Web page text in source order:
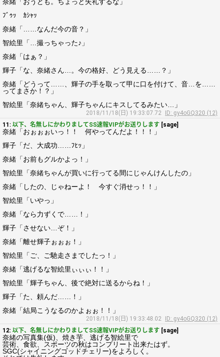
ﾌﾞｩｯ ｶｼｬｯ
奈緒「……なんだ今の音？」
智絵里「…撮っちゃった♪」
奈緒「はぁ？」
輝子「な、奈緒さん…。今の格好、どう見える……？」
奈緒「どうって……、輝子の手を取って甲に口を付けて、音…を……
ってまさか！？」
智絵里「奈緒ちゃん、輝子ちゃんにキスしてるみたい…」
2018/11/18(日) 19:33:07.72
ID: gy4oGQ320 (12)
11: 以下、名無しにかわりましてSS速報VIPがお送りします [sage]
奈緒「おぉぉぉいっ！！ 何やってんだよ！！！」
輝子「だ、大成功……ﾌﾋｯ」
奈緒「お前もグルかよっ！」
智絵里「奈緒ちゃんが買いに行ってる間にじゃんけんしたの」
奈緒「したの、じゃねーよ！ 今すぐ消せっ！！」
智絵里「いやっ」
奈緒「なら力ずくで……！」
輝子「させない…ぞ！」
奈緒「離せ輝子ぉぉぉ！」
智絵里「ご、ご馳走さまでしたっ！」
奈緒「逃げるな智絵里ぃぃぃ！！」
智絵里「輝子ちゃん、後で絶対に送るからね！」
輝子「た、頼んだ……！」
奈緒「結局こうなるのかよぉぉ！！」
2018/11/18(日) 19:33:48.02
ID: gy4oGQ320 (12)
12: 以下、名無しにかわりましてSS速報VIPがお送りします [sage]
奈緒の写真集(仮)、焼き芋、逃げる智絵里で
芸術、食欲、スポーツの秋はコンプリート出来たはず。
SGC(シャイニングゴッドチェリー)をよろしく。